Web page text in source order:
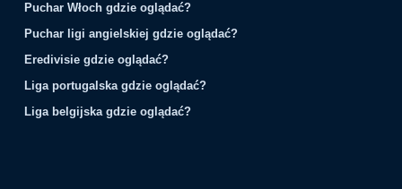
Puchar Włoch gdzie oglądać?
Puchar ligi angielskiej gdzie oglądać?
Eredivisie gdzie oglądać?
Liga portugalska gdzie oglądać?
Liga belgijska gdzie oglądać?